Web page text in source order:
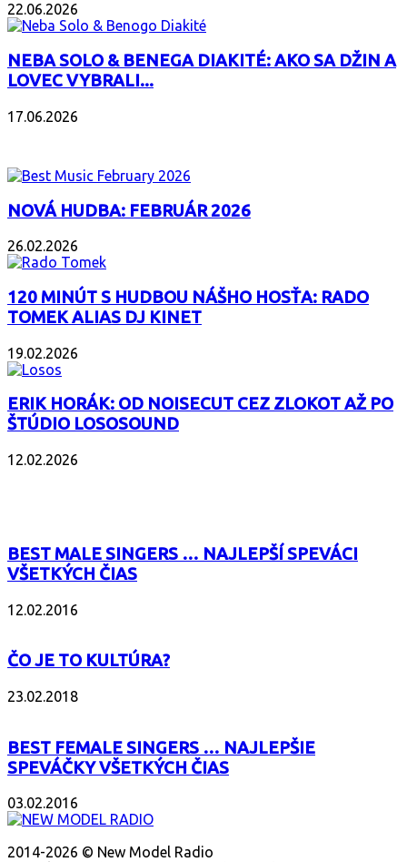
22.06.2026
NEBA SOLO & BENEGA DIAKITÉ: AKO SA DŽIN A
LOVEC VYBRALI...
17.06.2026
NOVÁ HUDBA: FEBRUÁR 2026
26.02.2026
120 MINÚT S HUDBOU NÁŠHO HOSŤA: RADO
TOMEK ALIAS DJ KINET
19.02.2026
ERIK HORÁK: OD NOISECUT CEZ ZLOKOT AŽ PO
ŠTÚDIO LOSOSOUND
12.02.2026
BEST MALE SINGERS … NAJLEPŠÍ SPEVÁCI
VŠETKÝCH ČIAS
12.02.2016
ČO JE TO KULTÚRA?
23.02.2018
BEST FEMALE SINGERS … NAJLEPŠIE
SPEVÁČKY VŠETKÝCH ČIAS
03.02.2016
2014-2026 © New Model Radio